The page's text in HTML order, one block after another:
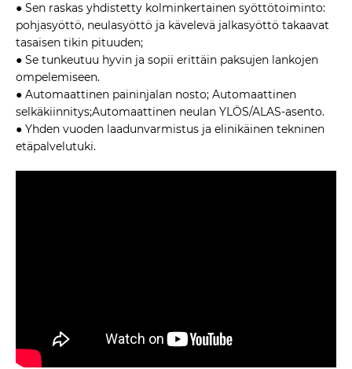
● Sen raskas yhdistetty kolminkertainen syöttötoiminto:
pohjasyöttö, neulasyöttö ja kävelevä jalkasyöttö takaavat
tasaisen tikin pituuden;
● Se tunkeutuu hyvin ja sopii erittäin paksujen lankojen
ompelemiseen.
● Automaattinen paininjalan nosto; Automaattinen
selkäkiinnitys;Automaattinen neulan YLÖS/ALAS-asento.
● Yhden vuoden laadunvarmistus ja elinikäinen tekninen
etäpalvelutuki.